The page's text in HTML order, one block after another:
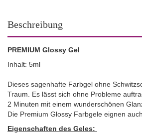
Beschreibung
PREMIUM Glossy Gel
Inhalt: 5ml
Dieses sagenhafte Farbgel ohne
Traum. Es lässt sich ohne Probleme
2 Minuten mit einem wunderschönen
Die Premium Glossy Farbgele eignen
Eigenschaften des Geles: